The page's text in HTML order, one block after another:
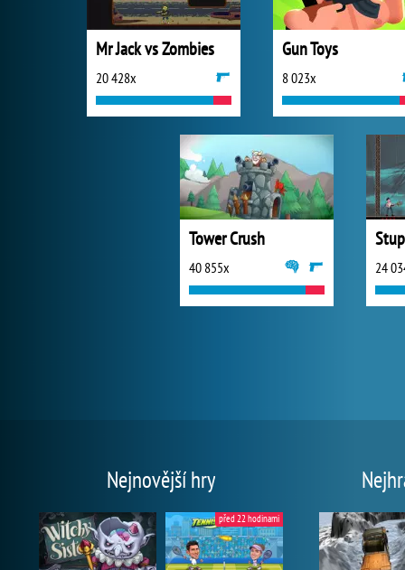
Mr Jack vs Zombies
20 428x
Gun Toys
8 023x
Tower Crush
40 855x 24
Nejnovější hry
před 22 hodinami